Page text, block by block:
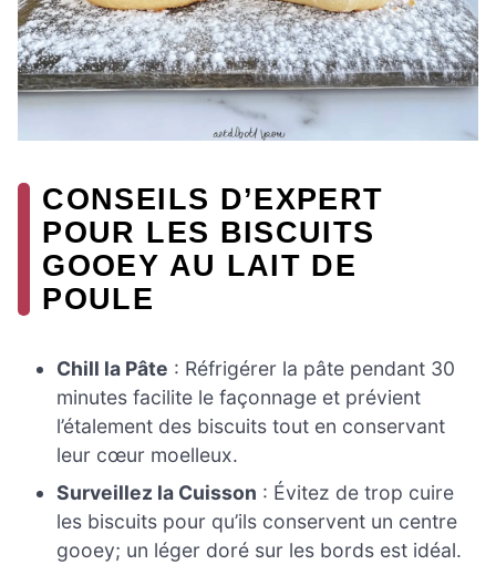
CONSEILS D’EXPERT
POUR LES BISCUITS
GOOEY AU LAIT DE
POULE
Chill la Pâte : Réfrigérer la pâte pendant 30
minutes facilite le façonnage et prévient
l’étalement des biscuits tout en conservant
leur cœur moelleux.
Surveillez la Cuisson : Évitez de trop cuire
les biscuits pour qu’ils conservent un centre
gooey; un léger doré sur les bords est idéal.